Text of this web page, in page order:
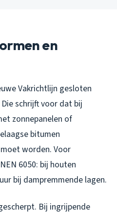
en
Vakrichtlijn gesloten
schrijft voor dat bij
zonnepanelen of
bitumen
worden. Voor
6050: bij houten
bij dampremmende lagen.
Bij ingrijpende